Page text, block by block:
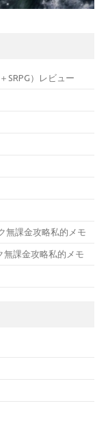
SRPG）レビュー
無課金攻略私的メモ
無課金攻略私的メモ